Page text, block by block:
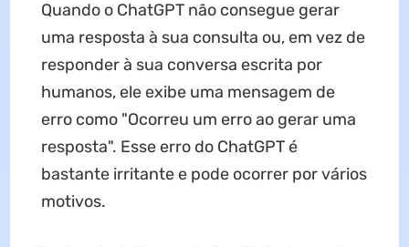
Quando o ChatGPT não consegue gerar
uma resposta à sua consulta ou, em vez de
responder à sua conversa escrita por
humanos, ele exibe uma mensagem de
erro como "Ocorreu um erro ao gerar uma
resposta". Esse erro do ChatGPT é
bastante irritante e pode ocorrer por vários
motivos.